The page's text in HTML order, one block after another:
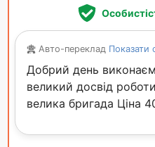
Авто-переклад Показати
Добрий день
великий досвід
велика бригада Ціна